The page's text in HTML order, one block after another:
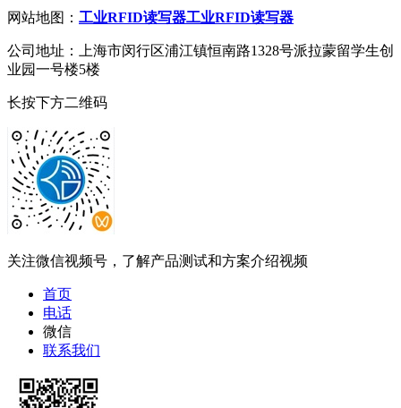
网站地图： 工业RFID读写器工业RFID读写器
公司地址：上海市闵行区浦江镇恒南路1328号派拉蒙留学生创
业园一号楼5楼
长按下方二维码
关注微信视频号，了解产品测试和方案介绍视频
首页
电话
微信
联系我们